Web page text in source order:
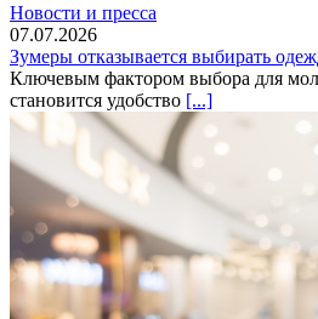
Новости и пресса
07.07.2026
Зумеры отказывается выбирать
Ключевым фактором выбора для
становится удобство [...]